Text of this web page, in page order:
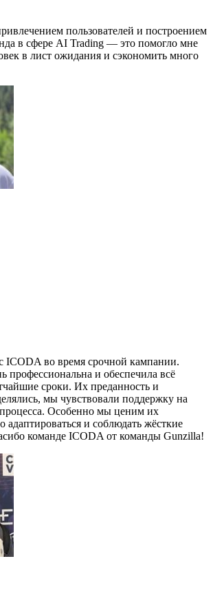
пользователей и построением
в сфере AI Trading — это помогло мне
в лист ожидания и сэкономить много
ICODA во время срочной кампании.
профессиональна и обеспечила всё
сроки. Их преданность и
мы чувствовали поддержку на
Особенно мы ценим их
адаптироваться и соблюдать жёсткие
команде ICODA от команды Gunzilla!